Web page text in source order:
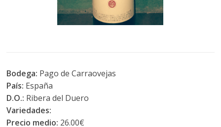
Bodega: Pago de Carraovejas
País: España
D.O.: Ribera del Duero
Variedades:
Precio medio: 26.00€